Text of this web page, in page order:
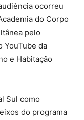
ocorreu
do Corpo
pelo
YouTube da
e Habitação
Sul como
do programa